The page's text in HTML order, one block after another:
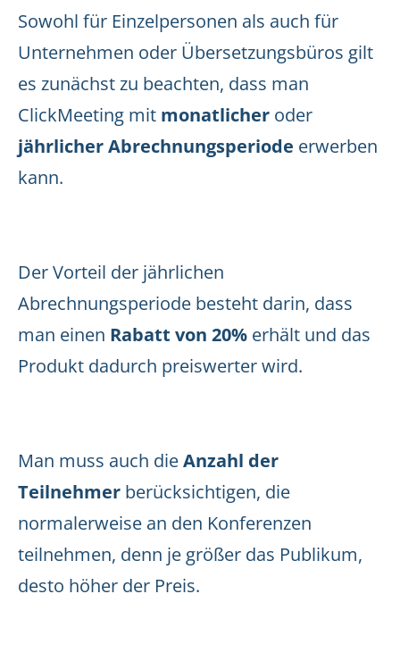
Sowohl für Einzelpersonen als auch für
Unternehmen oder Übersetzungsbüros gilt
es zunächst zu beachten, dass man
ClickMeeting mit monatlicher oder
jährlicher Abrechnungsperiode erwerben
kann.
Der Vorteil der jährlichen
Abrechnungsperiode besteht darin, dass
man einen Rabatt von 20% erhält und das
Produkt dadurch preiswerter wird.
Man muss auch dieAnzahl der
Teilnehmer berücksichtigen, die
normalerweise an den Konferenzen
teilnehmen, denn je größer das Publikum,
desto höher der Preis.